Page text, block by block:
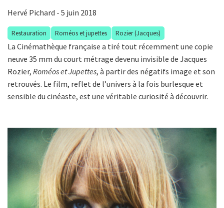
Hervé Pichard - 5 juin 2018
Restauration Roméos et jupettes Rozier (Jacques)
La Cinémathèque française a tiré tout récemment une copie
neuve 35 mm du court métrage devenu invisible de Jacques
Rozier, Roméos et Jupettes, à partir des négatifs image et son
retrouvés. Le film, reflet de l’univers à la fois burlesque et
sensible du cinéaste, est une véritable curiosité à découvrir.